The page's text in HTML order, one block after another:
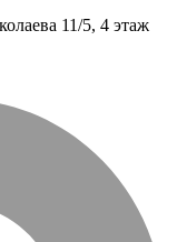
11/5, 4 этаж